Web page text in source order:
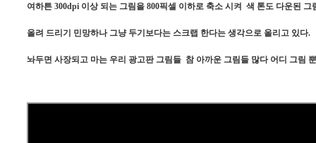
여하튼 300dpi 이상 되는 그림을 800픽셀 이하로 축소 시켜 색 톤도 다운된 그
올려 드리기 민망하나 그냥 두기보다는 스크랩 한다는 생각으로 올리고 있다.
놔두면 사장되고 마는 우리 광고판 그림들 참 아까운 그림들 많다 어디 그림